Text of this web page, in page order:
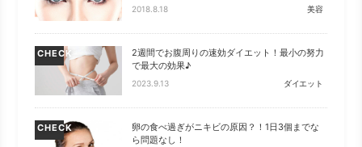
2018.8.18 美容
CHECK
2週間でお腹周りの速効ダイエット！最小の努力
で最大の効果♪
2023.9.13 ダイエット
CHECK
卵の食べ過ぎがニキビの原因？！1日3個までな
ら問題なし！